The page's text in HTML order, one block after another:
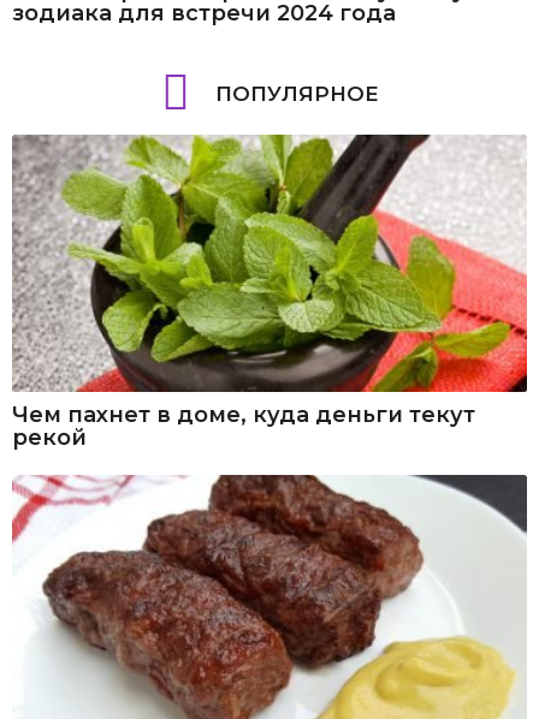
зодиака для встречи 2024 года
ПОПУЛЯРНОЕ
Чем пахнет в доме, куда деньги текут
рекой